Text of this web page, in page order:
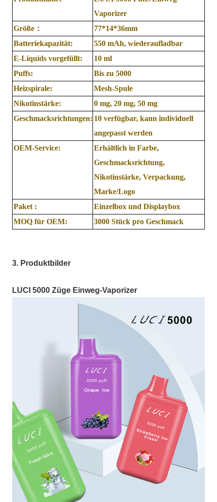
Vaporizer
Größe ：
77*14*36mm
Batteriekapazität:
550 mAh, wiederaufladbar
E-Liquids vorgefüllt:
10 ml
Puffs:
Bis zu 5000
Heizspirale:
Mesh-Spule
Nikotinstärke:
0 mg, 20 mg, 50 mg
Geschmacksrichtungen: 10 verfügbar, kann individuell
angepasst werden
OEM-Service:
Erhältlich in Farbe,
Geschmacksrichtung,
Nikotinstärke, Verpackung,
Marke/Logo
Paket :
Einzelbox und Displaybox
MOQ für OEM:
3000 Stück pro Geschmack
3. Produktbilder
LUCI 5000 Züge Einweg-Vaporizer